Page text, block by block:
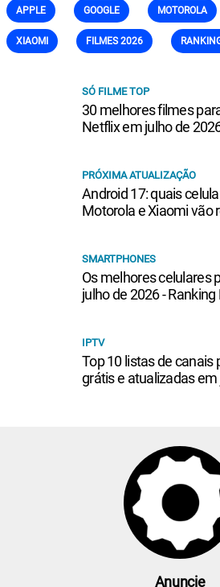
APPLE GOOGLE MOTOROLA
XIAOMI FILMES 2026
SÓ FILME TOP
30 melhores filmes
Netflix em julho de
PRÓXIMA ATUALIZAÇÃO
Android 17: quais
Motorola e Xiaomi vão
SMARTPHONES
Os melhores celulares
julho de 2026 - Ranking
IPTV
Top 10 listas de canais
grátis e atualizadas
Anuncie